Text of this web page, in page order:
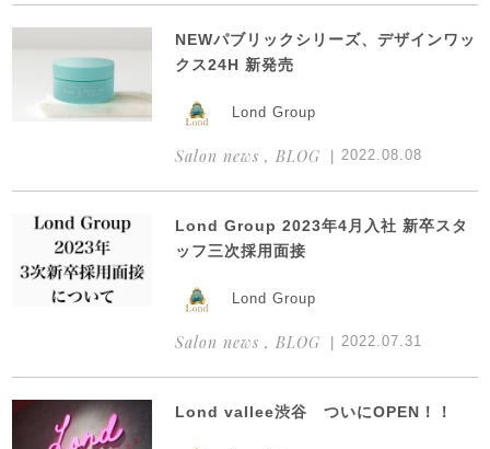
NEWパブリックシリーズ、デザインワッ
クス24H 新発売
Lond Group
Salon news , BLOG 2022.08.08
Lond Group 2023年4月入社 新卒スタ
ッフ三次採用面接
Lond Group
Salon news , BLOG 2022.07.31
Lond vallee渋谷 ついにOPEN！！